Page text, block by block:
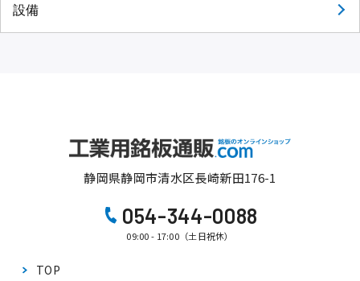
設備
静岡県静岡市清水区長崎新田176-1
054-344-0088
09:00 - 17:00（土日祝休）
TOP